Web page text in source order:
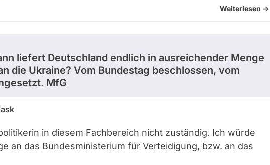
Weiterlesen ->
liefert Deutschland endlich in ausreichender Menge
die Ukraine? Vom Bundestag beschlossen, vom
MfG
in diesem Fachbereich nicht zuständig. Ich würde
an das Bundesministerium für Verteidigung, bzw. an das